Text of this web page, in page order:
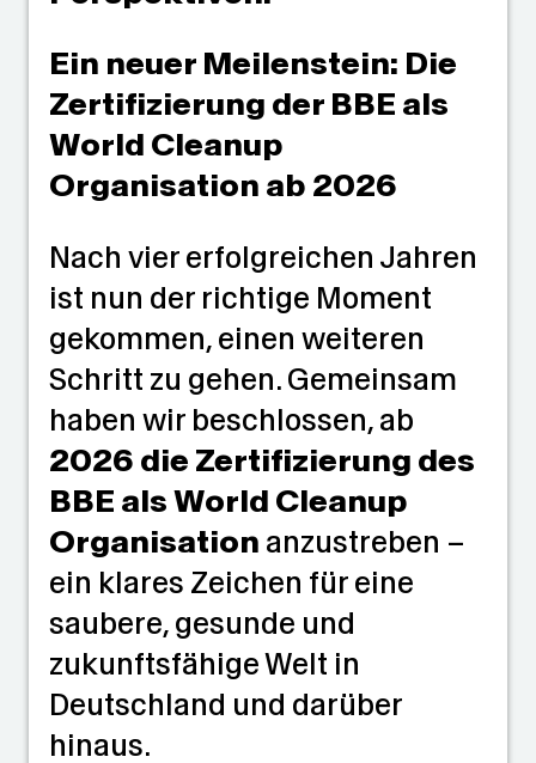
Ein neuer Meilenstein: Die
Zertifizierung der BBE als
World Cleanup
Organisation ab 2026
Nach vier erfolgreichen Jahren
ist nun der richtige Moment
gekommen, einen weiteren
Schritt zu gehen. Gemeinsam
haben wir beschlossen, ab
2026 die Zertifizierung des
BBE als World Cleanup
Organisation anzustreben –
ein klares Zeichen für eine
saubere, gesunde und
zukunftsfähige Welt in
Deutschland und darüber
hinaus.